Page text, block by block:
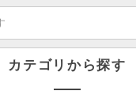
カテゴリから探す